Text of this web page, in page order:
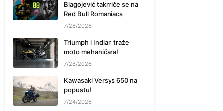
Blagojević takmiče se na
Red Bull Romaniacs
7/28/2026
Triumph i Indian traže
moto mehaničara!
7/28/2026
Kawasaki Versys 650 na
popustu!
7/24/2026